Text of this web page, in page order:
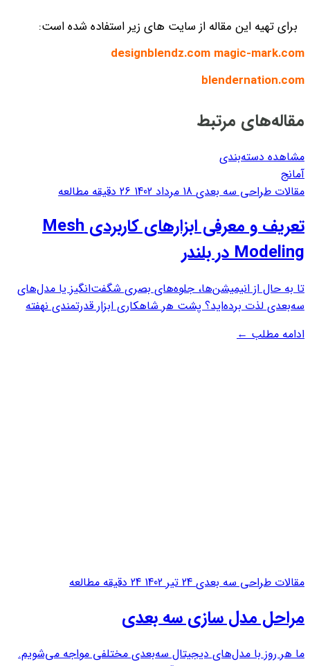
برای تهیه این مقاله از سایت های زیر استفاده شده است:
designblendz.com magic-mark.com
blendernation.com
مقاله‌های مرتبط
مشاهده دسته‌بندی
آمانج
مقالات طراحی سه بعدی 18 مرداد 1402 26 دقیقه مطالعه
تعریف و معرفی ابزارهای کاربردی Mesh
Modeling در بلندر
تا به حال از انیمیشن‌ها، جلوه‌های بصری شگفت‌انگیز یا مدل‌های
سه‌بعدی لذت برده‌اید؟ پشت هر شاهکاری ابزار قدرتمندی نهفته
سه‌بعدی، رایگان و منبع باز است که برای ایجاد فیلم‌های متحرک،
ادامه مطلب←
مقالات طراحی سه بعدی 24 تیر 1402 24 دقیقه مطالعه
مراحل مدل سازی سه بعدی
ما هر روز با مدل‌های دیجیتال سه‌بعدی مختلفی مواجه می‌شویم.